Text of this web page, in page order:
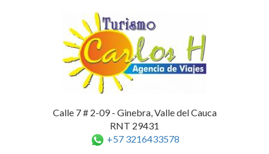
Calle 7 # 2-09 - Ginebra, Valle del Cauca
RNT 29431
+57 3216433578